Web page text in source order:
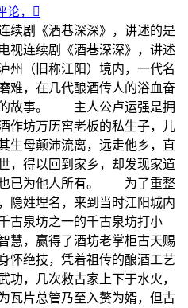
论，

续剧《酒巷深深》，讲述的是
视连续剧《酒巷深深》，讲述
州（旧称江阳）境内，一代名
难，在几代酿酒传人的浴血奋
的故事。 主人公卢运强是拥
作坊万历窖老板的私生子，儿
生母颠沛流离，远走他乡，直
，得以回到家乡，却发现家道
也已为他人所有。 为了重整
隐姓埋名，来到当时江阳城内
古泉坊之一的千古泉坊打小
慧，赢得了酒坊老掌柜古天赐
怀绝技，凭着祖传的酿酒工艺
功，几次救古家上下于水火，
瓦片总管乃至入赘为婿，但古